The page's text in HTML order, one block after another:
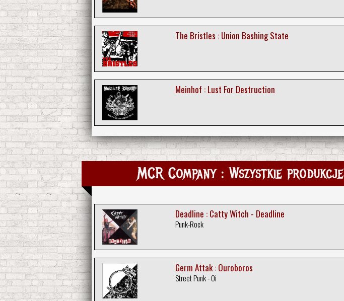
The Bristles : Union Bashing State
Meinhof : Lust For Destruction
MCR Company : Wszystkie produkcje
Deadline : Catty Witch - Deadline
Punk-Rock
Germ Attak : Ouroboros
Street Punk - Oi